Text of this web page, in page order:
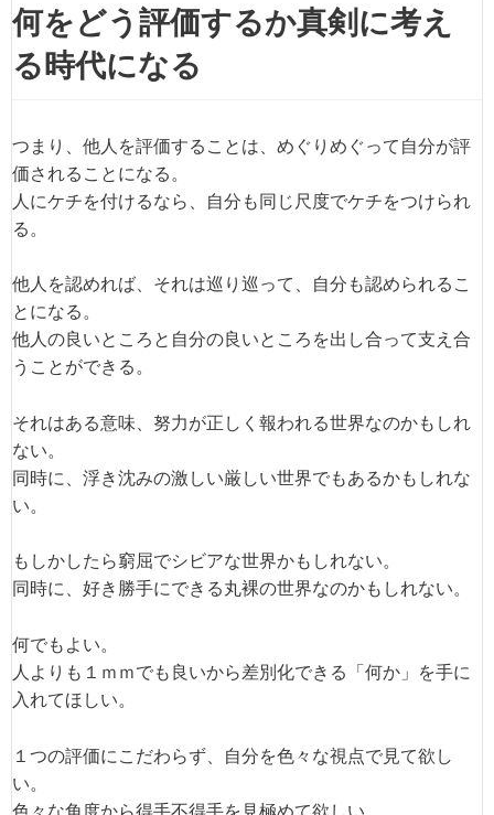
何をどう評価するか真剣に考え
る時代になる
つまり、他人を評価することは、めぐりめぐって自分が評
価されることになる。
人にケチを付けるなら、自分も同じ尺度でケチをつけられ
る。
他人を認めれば、それは巡り巡って、自分も認められるこ
とになる。
他人の良いところと自分の良いところを出し合って支え合
うことができる。
それはある意味、努力が正しく報われる世界なのかもしれ
ない。
同時に、浮き沈みの激しい厳しい世界でもあるかもしれな
い。
もしかしたら窮屈でシビアな世界かもしれない。
同時に、好き勝手にできる丸裸の世界なのかもしれない。
何でもよい。
人よりも１ｍｍでも良いから差別化できる「何か」を手に
入れてほしい。
１つの評価にこだわらず、自分を色々な視点で見て欲し
い。
色々な角度から得手不得手を見極めて欲しい。